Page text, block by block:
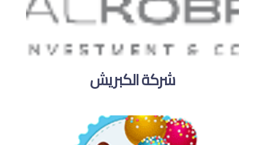
شركة الكبريش